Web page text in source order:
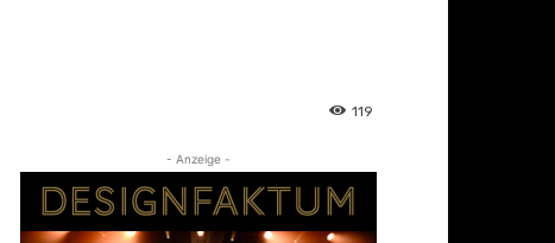
119
- Anzeige -